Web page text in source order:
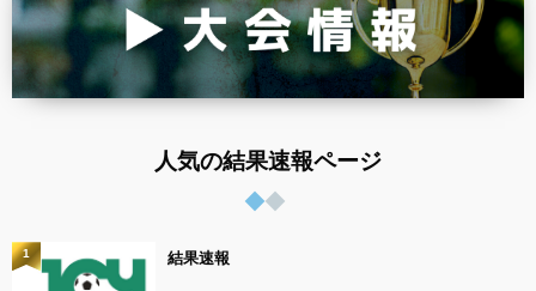
人気の結果速報ページ
結果速報
1